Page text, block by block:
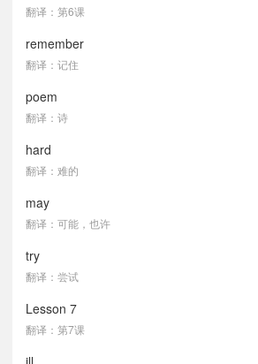
翻译：第6课
remember
翻译：记住
poem
翻译：诗
hard
翻译：难的
may
翻译：可能，也许
try
翻译：尝试
Lesson 7
翻译：第7课